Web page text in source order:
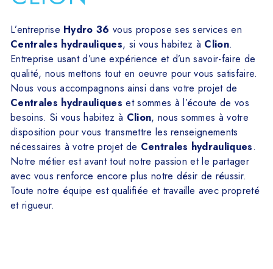
L’entreprise Hydro 36 vous propose ses services en
Centrales hydrauliques, si vous habitez à Clion.
Entreprise usant d’une expérience et d’un savoir-faire de
qualité, nous mettons tout en oeuvre pour vous satisfaire.
Nous vous accompagnons ainsi dans votre projet de
Centrales hydrauliques et sommes à l’écoute de vos
besoins. Si vous habitez à Clion, nous sommes à votre
disposition pour vous transmettre les renseignements
nécessaires à votre projet de Centrales hydrauliques.
Notre métier est avant tout notre passion et le partager
avec vous renforce encore plus notre désir de réussir.
Toute notre équipe est qualifiée et travaille avec propreté
et rigueur.